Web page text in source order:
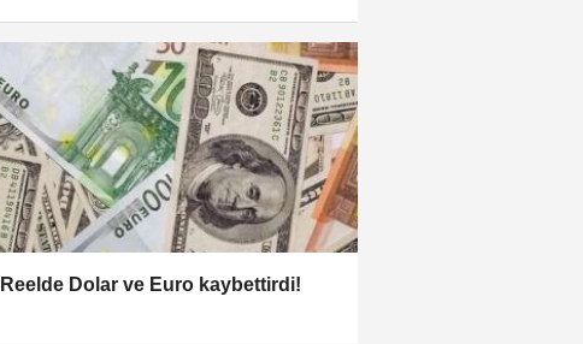
Reelde Dolar ve Euro kaybettirdi!